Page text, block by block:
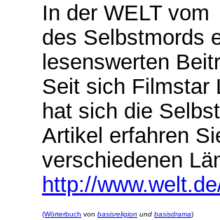
In der WELT
des Selbstmords
lesenswerten
Seit sich Filmstar
hat sich die
Artikel erfahren
verschiedenen
http://
(Wörterbuch von basisreligion und basisdrama)